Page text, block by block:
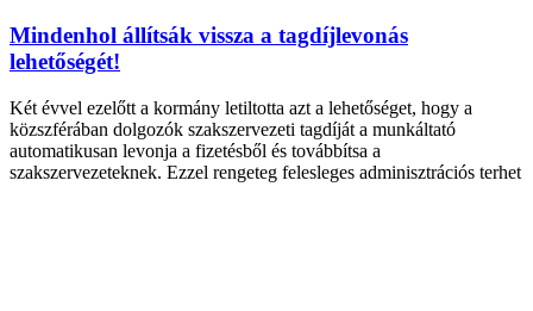
Mindenhol állítsák vissza a tagdíjlevonás
lehetőségét!
Két évvel ezelőtt a kormány letiltotta azt a lehetőséget, hogy a
közszférában dolgozók szakszervezeti tagdíját a munkáltató
automatikusan levonja a fizetésből és továbbítsa a
szakszervezeteknek. Ezzel rengeteg felesleges adminisztrációs terhet